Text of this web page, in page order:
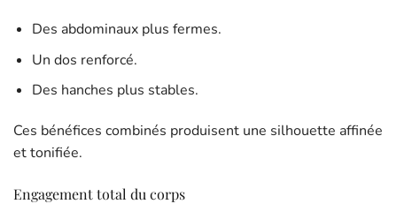
Des abdominaux plus fermes.
Un dos renforcé.
Des hanches plus stables.
Ces bénéfices combinés produisent une silhouette affinée
et tonifiée.
Engagement total du corps